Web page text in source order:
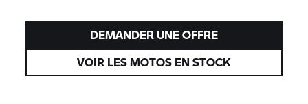
DEMANDER UNE OFFRE
VOIR LES MOTOS EN STOCK